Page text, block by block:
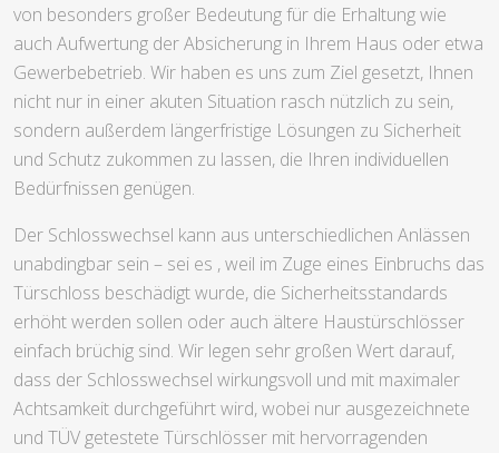
von besonders großer Bedeutung für die Erhaltung wie
auch Aufwertung der Absicherung in Ihrem Haus oder etwa
Gewerbebetrieb. Wir haben es uns zum Ziel gesetzt, Ihnen
nicht nur in einer akuten Situation rasch nützlich zu sein,
sondern außerdem längerfristige Lösungen zu Sicherheit
und Schutz zukommen zu lassen, die Ihren individuellen
Bedürfnissen genügen.
Der Schlosswechsel kann aus unterschiedlichen Anlässen
unabdingbar sein – sei es , weil im Zuge eines Einbruchs das
Türschloss beschädigt wurde, die Sicherheitsstandards
erhöht werden sollen oder auch ältere Haustürschlösser
einfach brüchig sind. Wir legen sehr großen Wert darauf,
dass der Schlosswechsel wirkungsvoll und mit maximaler
Achtsamkeit durchgeführt wird, wobei nur ausgezeichnete
und TÜV getestete Türschlösser mit hervorragenden